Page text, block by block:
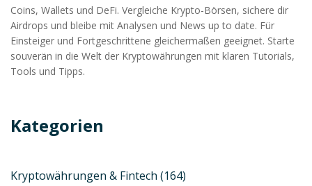
Coins, Wallets und DeFi. Vergleiche Krypto-Börsen, sichere dir
Airdrops und bleibe mit Analysen und News up to date. Für
Einsteiger und Fortgeschrittene gleichermaßen geeignet. Starte
souverän in die Welt der Kryptowährungen mit klaren Tutorials,
Tools und Tipps.
Kategorien
Kryptowährungen & Fintech (164)